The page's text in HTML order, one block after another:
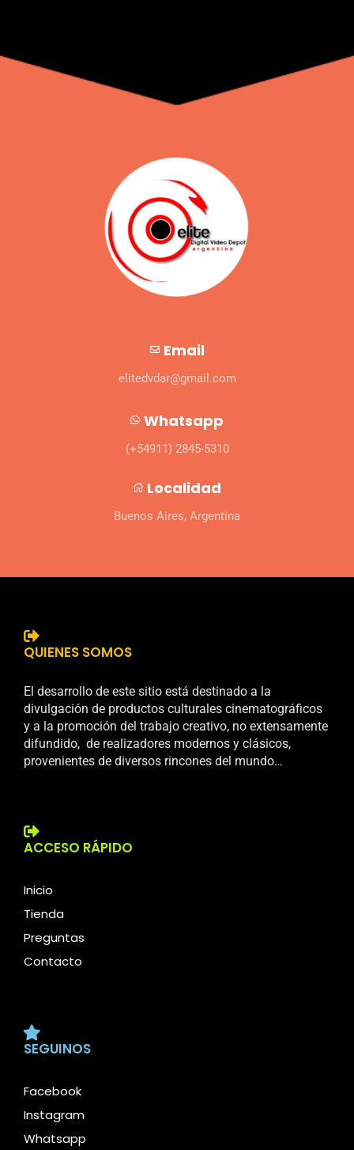
Email
elitedvdar@gmail.com
Whatsapp
(+54911) 2845-5310
Localidad
Buenos Aires, Argentina
QUIENES SOMOS
El desarrollo de este sitio está destinado a la
divulgación de productos culturales cinematográficos
y a la promoción del trabajo creativo, no extensamente
difundido, de realizadores modernos y clásicos,
provenientes de diversos rincones del mundo…
ACCESO RÁPIDO
Inicio
Tienda
Preguntas
Contacto
SEGUINOS
Facebook
Instagram
Whatsapp